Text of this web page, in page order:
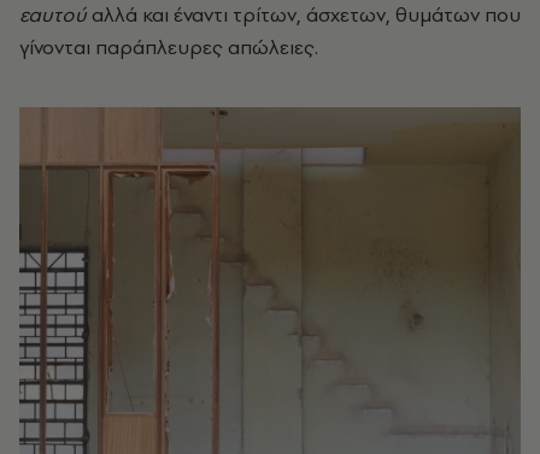
εαυτού αλλά και έναντι τρίτων, άσχετων, θυμάτων που
γίνονται παράπλευρες απώλειες.